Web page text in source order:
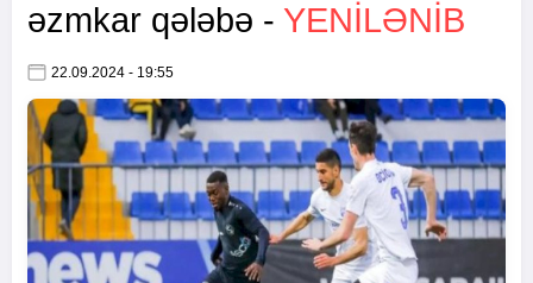
əzmkar qələbə - YENİLƏNİB
22.09.2024 - 19:55